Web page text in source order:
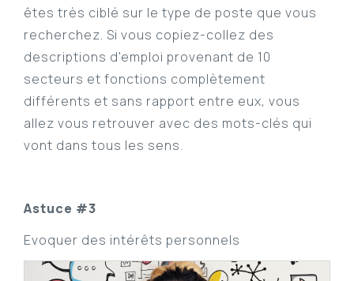
êtes très ciblé sur le type de poste que vous
recherchez. Si vous copiez-collez des
descriptions d'emploi provenant de 10
secteurs et fonctions complètement
différents et sans rapport entre eux, vous
allez vous retrouver avec des mots-clés qui
vont dans tous les sens.
Astuce #3
Evoquer des intérêts personnels